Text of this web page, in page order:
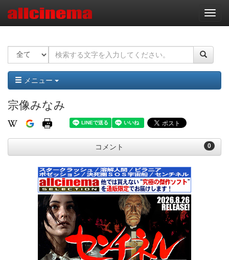
ナ
ビ
ー
ョ
ン
メニュー
宗像みなみ
0
コメント